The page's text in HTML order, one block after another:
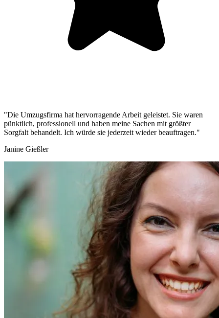
"Die Umzugsfirma hat hervorragende Arbeit geleistet. Sie waren
pünktlich, professionell und haben meine Sachen mit größter
Sorgfalt behandelt. Ich würde sie jederzeit wieder beauftragen."
Janine Gießler